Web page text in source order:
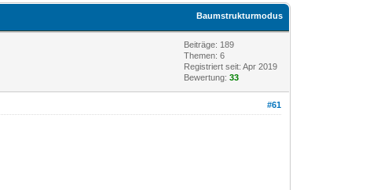
Baumstrukturmodus
Beiträge: 189
Themen: 6
Registriert seit: Apr 2019
Bewertung:33
#61